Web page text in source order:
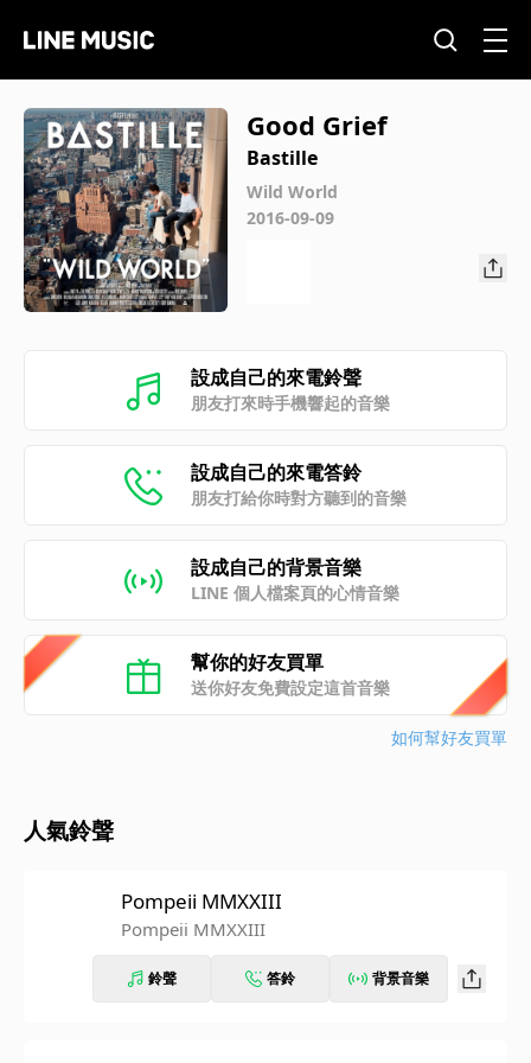
Good Grief
Bastille
Wild World
2016-09-09
設成自己的來電鈴聲
朋友打來時手機響起的音樂
設成自己的來電答鈴
朋友打給你時對方聽到的音樂
設成自己的背景音樂
LINE 個人檔案頁的心情音樂
幫你的好友買單
送你好友免費設定這首音樂
如何幫好友買單
人氣鈴聲
Pompeii MMXXIII
Pompeii MMXXIII
鈴聲 答鈴 背景音樂